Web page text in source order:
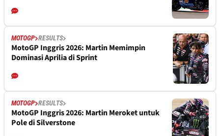
MOTOGP RESULTS
MotoGP Inggris 2026: Martin Memimpin
Dominasi Aprilia di Sprint
MOTOGP RESULTS
MotoGP Inggris 2026: Martin Meroket untuk
Pole di Silverstone